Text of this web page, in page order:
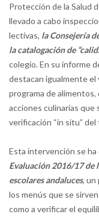
Protección de la Salud
llevado a cabo
lectivas, la Consejería
la catalogación de
colegio. En su informe
destacan igualmente el
programa de alimentos,
acciones culinarias que
verificación “in situ” del
Esta intervención se ha
Evaluación 2016/17 de
escolares andaluces, un
los menús que se
como a verificar el